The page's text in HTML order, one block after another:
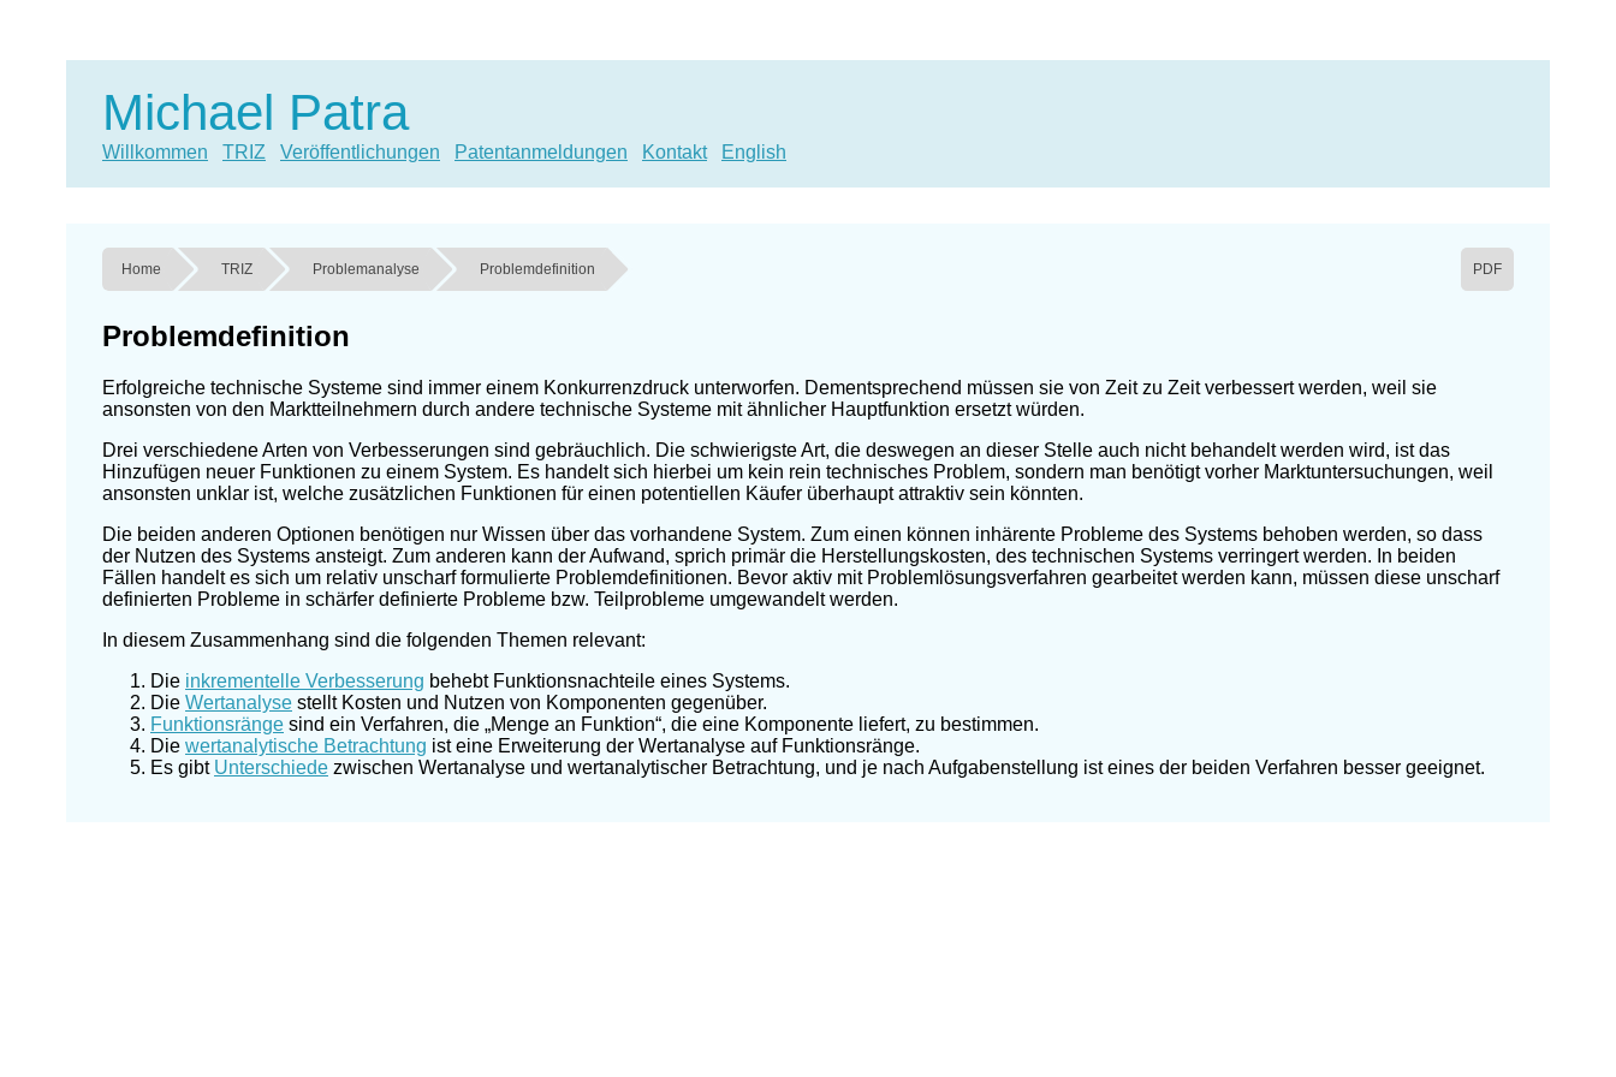
Michael Patra
Willkommen TRIZ Veröffentlichungen Patentanmeldungen Kontakt English
Home TRIZ Problemanalyse Problemdefinition PDF
Problemdefinition
Erfolgreiche technische Systeme sind immer einem Konkurrenzdruck unterworfen. Dementsprechend müssen sie von Zeit zu Zeit verbessert werden, weil sie
ansonsten von den Marktteilnehmern durch andere technische Systeme mit ähnlicher Hauptfunktion ersetzt würden.
Drei verschiedene Arten von Verbesserungen sind gebräuchlich. Die schwierigste Art, die deswegen an dieser Stelle auch nicht behandelt werden wird, ist das
Hinzufügen neuer Funktionen zu einem System. Es handelt sich hierbei um kein rein technisches Problem, sondern man benötigt vorher Marktuntersuchungen, weil
ansonsten unklar ist, welche zusätzlichen Funktionen für einen potentiellen Käufer überhaupt attraktiv sein könnten.
Die beiden anderen Optionen benötigen nur Wissen über das vorhandene System. Zum einen können inhärente Probleme des Systems behoben werden, so dass
der Nutzen des Systems ansteigt. Zum anderen kann der Aufwand, sprich primär die Herstellungskosten, des technischen Systems verringert werden. In beiden
Fällen handelt es sich um relativ unscharf formulierte Problemdefinitionen. Bevor aktiv mit Problemlösungsverfahren gearbeitet werden kann, müssen diese unscharf
definierten Probleme in schärfer definierte Probleme bzw. Teilprobleme umgewandelt werden.
In diesem Zusammenhang sind die folgenden Themen relevant:
Die inkrementelle Verbesserung behebt Funktionsnachteile eines Systems.
Die Wertanalyse stellt Kosten und Nutzen von Komponenten gegenüber.
Funktionsränge sind ein Verfahren, die „Menge an Funktion“, die eine Komponente liefert, zu bestimmen.
Die wertanalytische Betrachtung ist eine Erweiterung der Wertanalyse auf Funktionsränge.
Es gibt Unterschiede zwischen Wertanalyse und wertanalytischer Betrachtung, und je nach Aufgabenstellung ist eines der beiden Verfahren besser geeignet.